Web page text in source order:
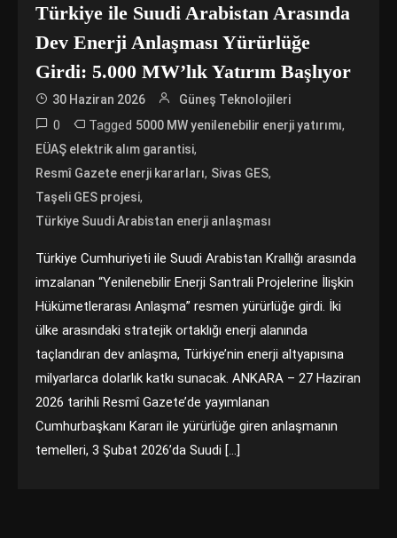
Türkiye ile Suudi Arabistan Arasında
Dev Enerji Anlaşması Yürürlüğe
Girdi: 5.000 MW’lık Yatırım Başlıyor
30 Haziran 2026 Güneş Teknolojileri
0 Tagged 5000 MW yenilenebilir enerji yatırımı,
EÜAŞ elektrik alım garantisi,
Resmî Gazete enerji kararları, Sivas GES,
Taşeli GES projesi,
Türkiye Suudi Arabistan enerji anlaşması
Türkiye Cumhuriyeti ile Suudi Arabistan Krallığı arasında
imzalanan “Yenilenebilir Enerji Santrali Projelerine İlişkin
Hükümetlerarası Anlaşma” resmen yürürlüğe girdi. İki
ülke arasındaki stratejik ortaklığı enerji alanında
taçlandıran dev anlaşma, Türkiye’nin enerji altyapısına
milyarlarca dolarlık katkı sunacak. ANKARA – 27 Haziran
2026 tarihli Resmî Gazete’de yayımlanan
Cumhurbaşkanı Kararı ile yürürlüğe giren anlaşmanın
temelleri, 3 Şubat 2026’da Suudi […]